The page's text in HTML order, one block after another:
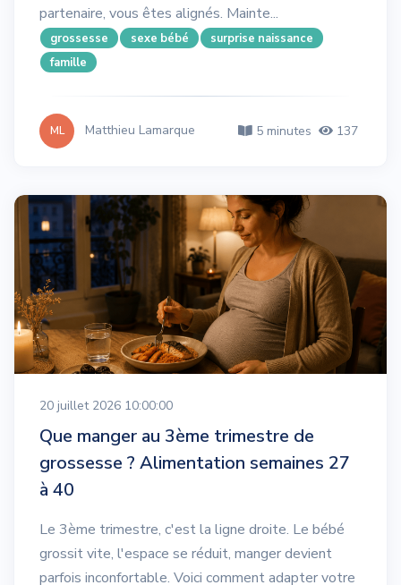
partenaire, vous êtes alignés. Mainte...
grossesse sexe bébé
surprise naissance
famille
ML Matthieu Lamarque 5 minutes 137
20 juillet 2026 10:00:00
Que manger au 3ème trimestre de
grossesse ? Alimentation semaines 27
à 40
Le 3ème trimestre, c'est la ligne droite. Le bébé
grossit vite, l'espace se réduit, manger devient
parfois inconfortable. Voici comment adapter votre